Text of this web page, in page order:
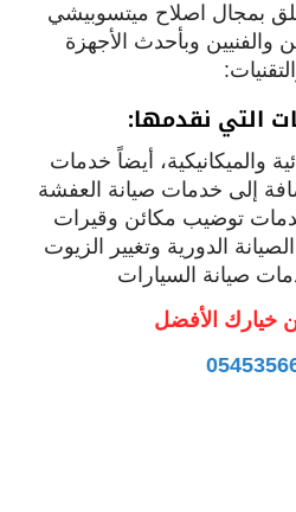
بمجال اصلاح ميتسوبيشي
والفنيين وبأحدث الأجهزة
التي نقدمها:
والميكانيكية، أيضاً خدمات
إلى خدمات صيانة العفشة
توضيب مكائن وقيرات
الدورية وتغيير الزيوت
صيانة السيارات
خيارك الأفضل